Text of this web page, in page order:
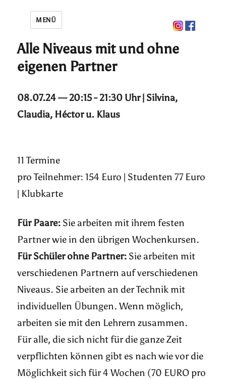
MENÜ
Alle Niveaus mit und ohne
eigenen Partner
08.07.24 — 20:15 - 21:30 Uhr | Silvina,
Claudia, Héctor u. Klaus
11 Termine
pro Teilnehmer: 154 Euro | Studenten 77 Euro
| Klubkarte
Für Paare: Sie arbeiten mit ihrem festen
Partner wie in den übrigen Wochenkursen.
Für Schüler ohne Partner: Sie arbeiten mit
verschiedenen Partnern auf verschiedenen
Niveaus. Sie arbeiten an der Technik mit
individuellen Übungen. Wenn möglich,
arbeiten sie mit den Lehrern zusammen.
Für alle, die sich nicht für die ganze Zeit
verpflichten können gibt es nach wie vor die
Möglichkeit sich für 4 Wochen (70 EURO pro